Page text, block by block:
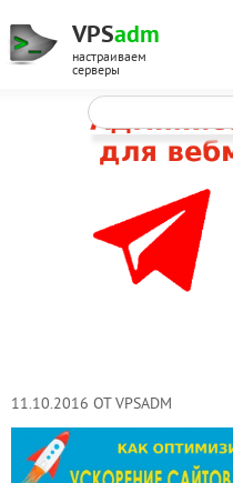
VPSadm
настраиваем
серверы
11.10.2016 ОТ VPSADM